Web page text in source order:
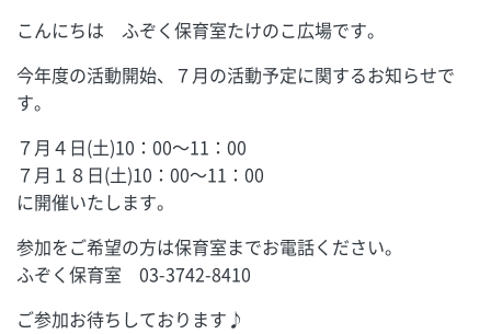
こんにちは ふぞく保育室たけのこ広場です。
今年度の活動開始、７月の活動予定に関するお知らせで
す。
７月４日(土)10：00～11：00
７月１８日(土)10：00～11：00
に開催いたします。
参加をご希望の方は保育室までお電話ください。
ふぞく保育室 03-3742-8410
ご参加お待ちしております♪